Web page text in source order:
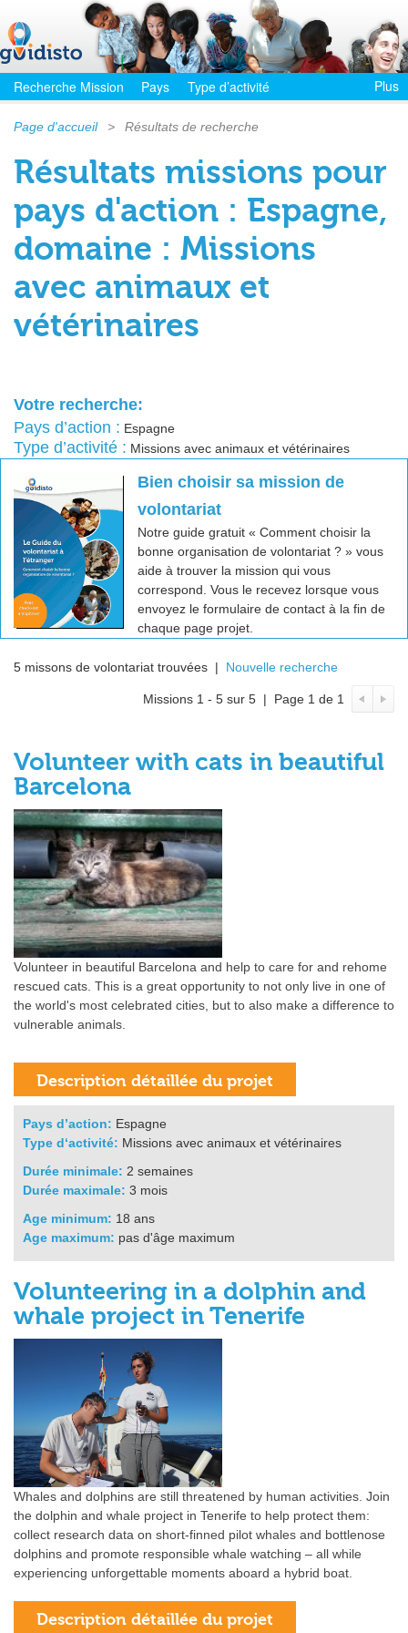
Recherche Mission Pays Type d’activité Plus
Page d'accueil > Résultats de recherche
Résultats missions pour
pays d'action : Espagne,
domaine : Missions
avec animaux et
vétérinaires
Votre recherche:
Pays d’action : Espagne
Type d’activité : Missions avec animaux et vétérinaires
Bien choisir sa mission de
volontariat
Notre guide gratuit « Comment choisir la
bonne organisation de volontariat ? » vous
aide à trouver la mission qui vous
correspond. Vous le recevez lorsque vous
envoyez le formulaire de contact à la fin de
chaque page projet.
5 missons de volontariat trouvées | Nouvelle recherche
Missions 1 - 5 sur 5 | Page 1 de 1
Volunteer with cats in beautiful
Barcelona
Volunteer in beautiful Barcelona and help to care for and rehome
rescued cats. This is a great opportunity to not only live in one of
the world's most celebrated cities, but to also make a difference to
vulnerable animals.
Pays d’action: Espagne
Type d‘activité: Missions avec animaux et vétérinaires
Durée minimale: 2 semaines
Durée maximale: 3 mois
Age minimum: 18 ans
Age maximum: pas d'âge maximum
Volunteering in a dolphin and
whale project in Tenerife
Whales and dolphins are still threatened by human activities. Join
the dolphin and whale project in Tenerife to help protect them:
collect research data on short-finned pilot whales and bottlenose
dolphins and promote responsible whale watching – all while
experiencing unforgettable moments aboard a hybrid boat.